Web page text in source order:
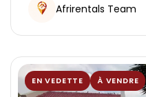
Afrirentals Team
EN VEDETTE À VENDRE